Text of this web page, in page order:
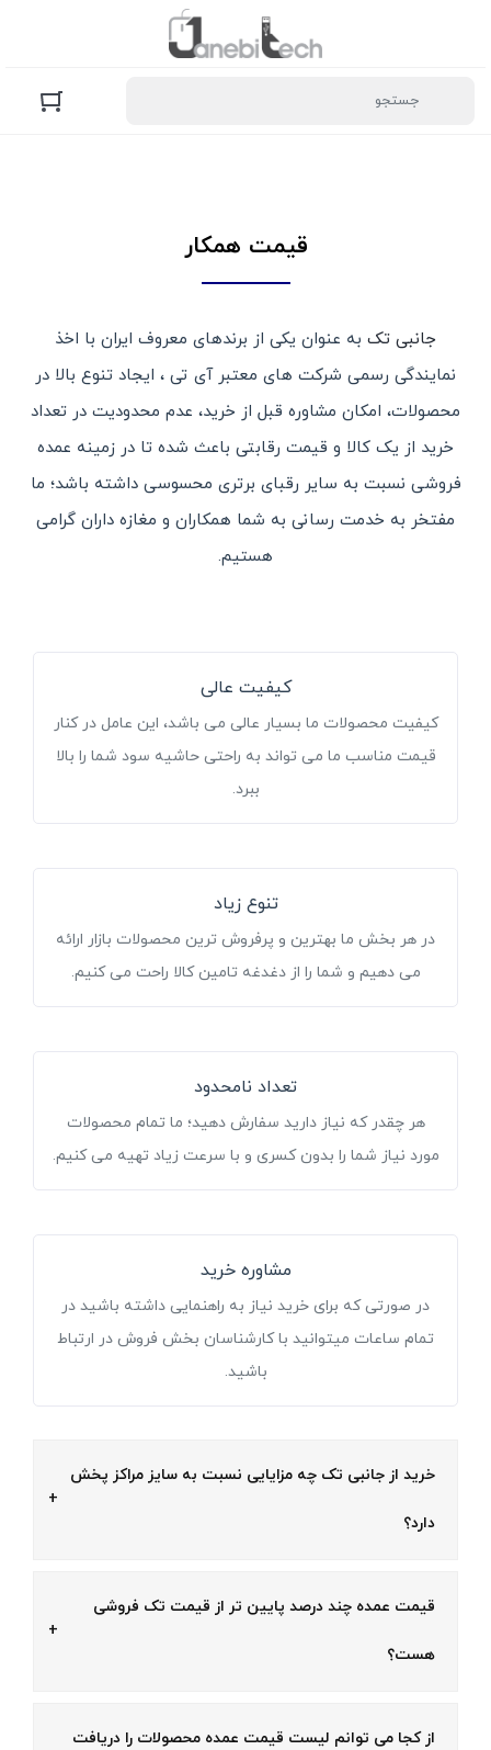
قیمت همکار
جانبی تک به عنوان یکی از برندهای معروف ایران با اخذ
نمایندگی رسمی شرکت های معتبر آی تی ، ایجاد تنوع بالا در
محصولات، امکان مشاوره قبل از خرید، عدم محدودیت در تعداد
خرید از یک کالا و قیمت رقابتی باعث شده تا در زمینه عمده
فروشی نسبت به سایر رقبای برتری محسوسی داشته باشد؛ ما
مفتخر به خدمت رسانی به شما همکاران و مغازه داران گرامی
هستیم.
کیفیت عالی
کیفیت محصولات ما بسیار عالی می باشد، این عامل در کنار
قیمت مناسب ما می تواند به راحتی حاشیه سود شما را بالا
ببرد.
تنوع زیاد
در هر بخش ما بهترین و پرفروش ترین محصولات بازار ارائه
می دهیم و شما را از دغدغه تامین کالا راحت می کنیم.
تعداد نامحدود
هر چقدر که نیاز دارید سفارش دهید؛ ما تمام محصولات
مورد نیاز شما را بدون کسری و با سرعت زیاد تهیه می کنیم.
مشاوره خرید
در صورتی که برای خرید نیاز به راهنمایی داشته باشید در
تمام ساعات میتوانید با کارشناسان بخش فروش در ارتباط
باشید.
خرید از جانبی تک چه مزایایی نسبت به سایز مراکز پخش
دارد؟
قیمت عمده چند درصد پایین تر از قیمت تک فروشی
هست؟
از کجا می توانم لیست قیمت عمده محصولات را دریافت